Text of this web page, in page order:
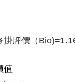
掛牌價（
值